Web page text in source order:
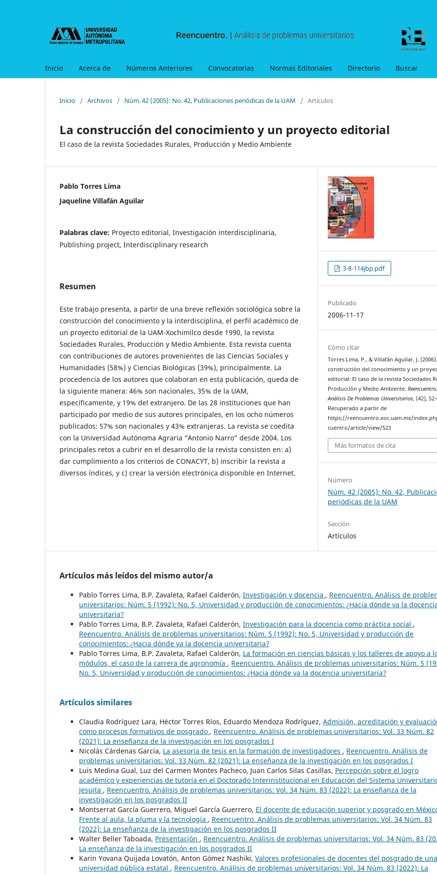
Inicio Acerca de Números Anteriores Convocatorias Normas Editoriales Directorio Buscar
Inicio / Archivos / Núm. 42 (2005): No. 42, Publicaciones periódicas de la UAM / Artículos
La construcción del conocimiento y un proyecto editorial
El caso de la revista Sociedades Rurales, Producción y Medio Ambiente
Pablo Torres Lima
Jaqueline Villafán Aguilar
Palabras clave: Proyecto editorial, Investigación interdisciplinaria,
Publishing project, Interdisciplinary research
Resumen
Este trabajo presenta, a partir de una breve reflexión sociológica sobre la
construcción del conocimiento y la interdisciplina, el perfil académico de
un proyecto editorial de la UAM-Xochimilco desde 1990, la revista
Sociedades Rurales, Producción y Medio Ambiente. Esta revista cuenta
con contribuciones de autores provenientes de las Ciencias Sociales y
Humanidades (58%) y Ciencias Biológicas (39%), principalmente. La
procedencia de los autores que colaboran en esta publicación, queda de
la siguiente manera: 46% son nacionales, 35% de la UAM,
específicamente, y 19% del extranjero. De las 28 instituciones que han
participado por medio de sus autores principales, en los ocho números
publicados: 57% son nacionales y 43% extranjeras. La revista se coedita
con la Universidad Autónoma Agraria “Antonio Narro” desde 2004. Los
principales retos a cubrir en el desarrollo de la revista consisten en: a)
dar cumplimiento a los criterios de CONACYT, b) inscribir la revista a
diversos índices, y c) crear la versión electrónica disponible en Internet.
3-8-114jbp.pdf
Publicado
2006-11-17
Cómo citar
Torres Lima, P., & Villafán Aguilar, J.
construcción del conocimiento y un
editorial: El caso de la revista Sociedades
Producción y Medio Ambiente.Reencuentro.
Análisis De Problemas Universitarios, (42),
Recuperado a partir de
https://reencuentro.xoc.uam.mx/
cuentro/article/view/523
Más formatos de cita
Número
Núm. 42 (2005): No. 42,
periódicas de la UAM
Sección
Artículos
Artículos más leídos del mismo autor/a
Pablo Torres Lima, B.P. Zavaleta, Rafael Calderón, Investigación y docencia , Reencuentro. Análisis de
universitarios: Núm. 5 (1992): No. 5, Universidad y producción de conocimientos: ¿Hacia dónde va la
universitaria?
Pablo Torres Lima, B.P. Zavaleta, Rafael Calderón, Investigación para la docencia como práctica social ,
Reencuentro. Análisis de problemas universitarios: Núm. 5 (1992): No. 5, Universidad y producción de
conocimientos: ¿Hacia dónde va la docencia universitaria?
Pablo Torres Lima, B.P. Zavaleta, Rafael Calderón, La formación en ciencias básicas y los talleres de apoyo a
módulos, el caso de la carrera de agronomía , Reencuentro. Análisis de problemas universitarios: Núm. 5
No. 5, Universidad y producción de conocimientos: ¿Hacia dónde va la docencia universitaria?
Artículos similares
Claudia Rodríguez Lara, Héctor Torres Ríos, Eduardo Mendoza Rodríguez, Admisión, acreditación y
como procesos formativos de posgrado , Reencuentro. Análisis de problemas universitarios: Vol. 33 Núm. 82
(2021): La enseñanza de la investigación en los posgrados I
Nicolás Cárdenas García, La asesoría de tesis en la formación de investigadores , Reencuentro. Análisis de
problemas universitarios: Vol. 33 Núm. 82 (2021): La enseñanza de la investigación en los posgrados I
Luis Medina Gual, Luz del Carmen Montes Pacheco, Juan Carlos Silas Casillas, Percepción sobre el logro
académico y experiencias de tutoría en el Doctorado Interinstitucional en Educación del Sistema
Jesuita , Reencuentro. Análisis de problemas universitarios: Vol. 34 Núm. 83 (2022): La enseñanza de la
investigación en los posgrados II
Montserrat García Guerrero, Miguel García Guerrero, El docente de educación superior y posgrado en
Frente al aula, la pluma y la tecnología , Reencuentro. Análisis de problemas universitarios: Vol. 34 Núm. 83
(2022): La enseñanza de la investigación en los posgrados II
Walter Beller Taboada, Presentación , Reencuentro. Análisis de problemas universitarios: Vol. 34 Núm. 83
La enseñanza de la investigación en los posgrados II
Karin Yovana Quijada Lovatón, Anton Gómez Nashiki, Valores profesionales de docentes del posgrado de una
universidad pública estatal , Reencuentro. Análisis de problemas universitarios: Vol. 34 Núm. 83 (2022): La